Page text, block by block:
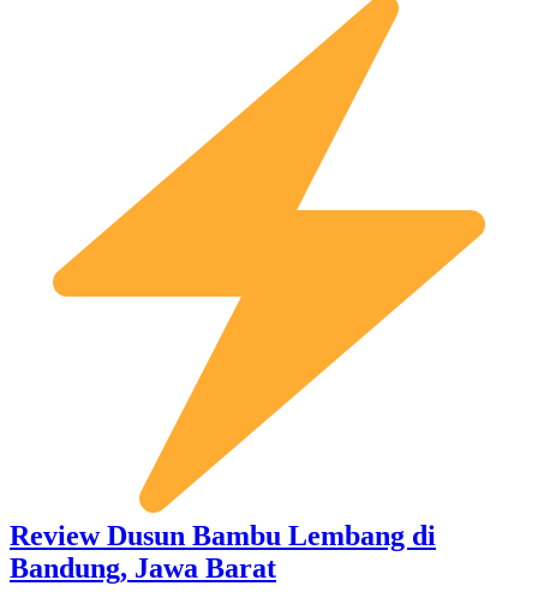
Review Dusun Bambu Lembang di
Bandung, Jawa Barat